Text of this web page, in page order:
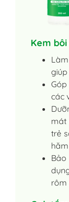
Kem
các
mát
trẻ
rôm